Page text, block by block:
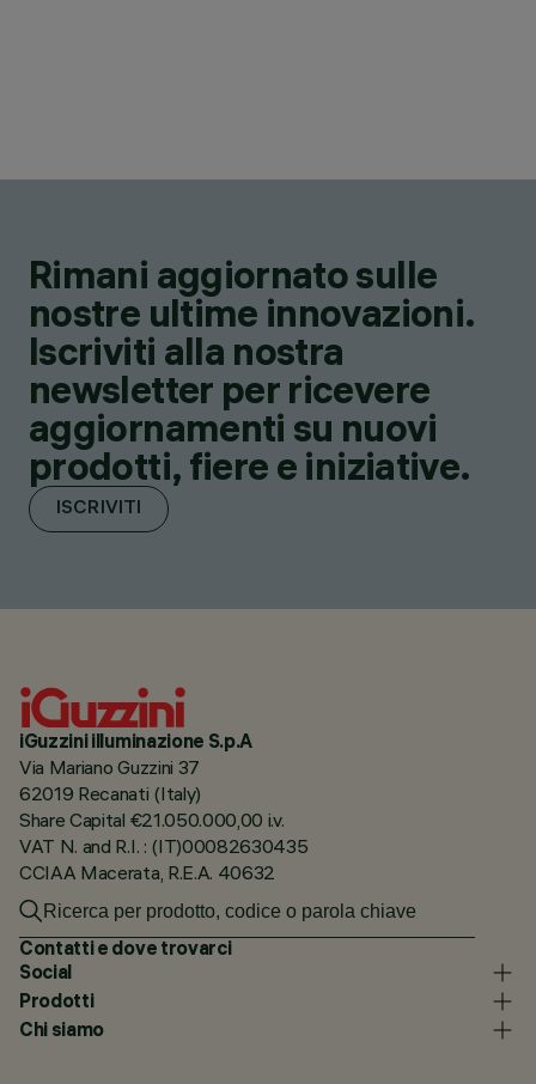
Rimani aggiornato sulle
nostre ultime innovazioni.
Iscriviti alla nostra
newsletter per ricevere
aggiornamenti su nuovi
prodotti, fiere e iniziative.
ISCRIVITI
iGuzzini illuminazione S.p.A
Via Mariano Guzzini 37
62019 Recanati (Italy)
Share Capital €21.050.000,00 i.v.
VAT N. and R.I. : (IT)00082630435
CCIAA Macerata, R.E.A. 40632
Contatti e dove trovarci
Social
Prodotti
Chi siamo